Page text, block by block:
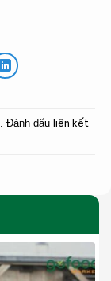
. Đánh dấu liên kết